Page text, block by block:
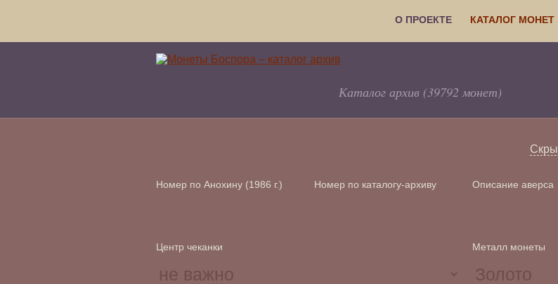
О ПРОЕКТЕ КАТАЛОГ МОНЕТ
Каталог архив (39792 монет)
Номер по Анохину (1986 г.) Номер по каталогу-архиву Описание аверса
Центр чеканки Металл монеты